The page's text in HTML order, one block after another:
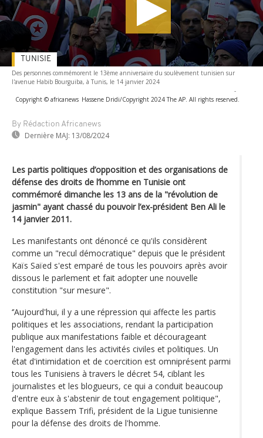
Des personnes commémorent le 13ème anniversaire du soulèvement tunisien sur
l'avenue Habib Bourguiba, à Tunis, le 14 janvier 2024
-
Copyright © africanews Hassene Dridi/Copyright 2024 The AP. All rights reserved.
By Rédaction Africanews
Dernière MAJ: 13/08/2024
TUNISIE
Les partis politiques d’opposition et des organisations de
défense des droits de l’homme en Tunisie ont
commémoré dimanche les 13 ans de la "révolution de
jasmin" ayant chassé du pouvoir l’ex-président Ben Ali le
14 janvier 2011.
Les manifestants ont dénoncé ce qu'ils considèrent
comme un "recul démocratique" depuis que le président
Kaïs Saïed s'est emparé de tous les pouvoirs après avoir
dissous le parlement et fait adopter une nouvelle
constitution "sur mesure".
‘’Aujourd'hui, il y a une répression qui affecte les partis
politiques et les associations, rendant la participation
publique aux manifestations faible et décourageant
l'engagement dans les activités civiles et politiques. Un
état d'intimidation et de coercition est omniprésent parmi
tous les Tunisiens à travers le décret 54, ciblant les
journalistes et les blogueurs, ce qui a conduit beaucoup
d'entre eux à s'abstenir de tout engagement politique",
explique Bassem Trifi, président de la Ligue tunisienne
pour la défense des droits de l'homme.